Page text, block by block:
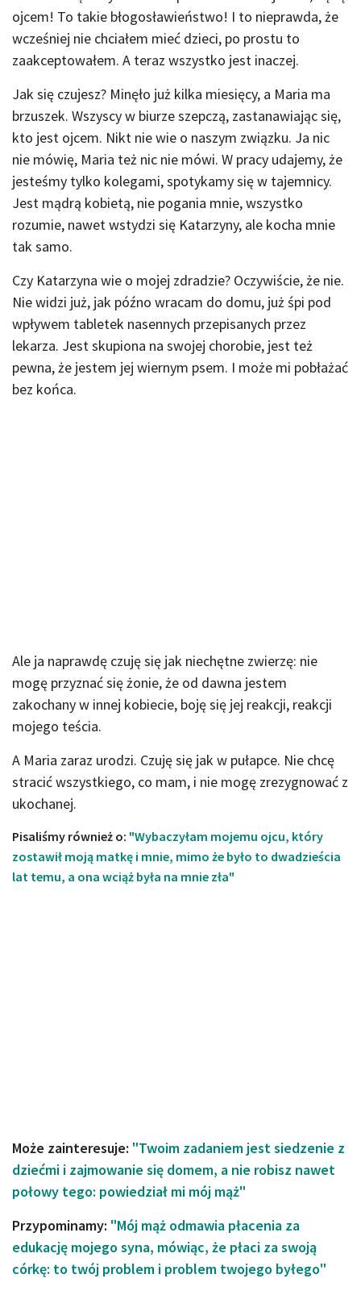
ojcem! To takie błogosławieństwo! I to nieprawda, że
wcześniej nie chciałem mieć dzieci, po prostu to
zaakceptowałem. A teraz wszystko jest inaczej.
Jak się czujesz? Minęło już kilka miesięcy, a Maria ma
brzuszek. Wszyscy w biurze szepczą, zastanawiając się,
kto jest ojcem. Nikt nie wie o naszym związku. Ja nic
nie mówię, Maria też nic nie mówi. W pracy udajemy, że
jesteśmy tylko kolegami, spotykamy się w tajemnicy.
Jest mądrą kobietą, nie pogania mnie, wszystko
rozumie, nawet wstydzi się Katarzyny, ale kocha mnie
tak samo.
Czy Katarzyna wie o mojej zdradzie? Oczywiście, że nie.
Nie widzi już, jak późno wracam do domu, już śpi pod
wpływem tabletek nasennych przepisanych przez
lekarza. Jest skupiona na swojej chorobie, jest też
pewna, że jestem jej wiernym psem. I może mi pobłażać
bez końca.
Ale ja naprawdę czuję się jak niechętne zwierzę: nie
mogę przyznać się żonie, że od dawna jestem
zakochany w innej kobiecie, boję się jej reakcji, reakcji
mojego teścia.
A Maria zaraz urodzi. Czuję się jak w pułapce. Nie chcę
stracić wszystkiego, co mam, i nie mogę zrezygnować z
ukochanej.
Pisaliśmy również o: "Wybaczyłam mojemu ojcu, który
zostawił moją matkę i mnie, mimo że było to dwadzieścia
lat temu, a ona wciąż była na mnie zła"
Może zainteresuje: "Twoim zadaniem jest siedzenie z
dziećmi i zajmowanie się domem, a nie robisz nawet
połowy tego: powiedział mi mój mąż"
Przypominamy: "Mój mąż odmawia płacenia za
edukację mojego syna, mówiąc, że płaci za swoją
córkę: to twój problem i problem twojego byłego"